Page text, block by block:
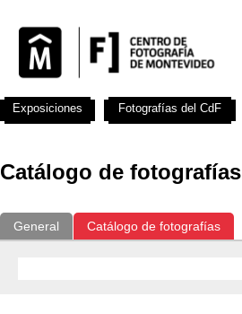
Catálogo de fotografías
General Catálogo de fotografías
Exposiciones Fotografías del CdF